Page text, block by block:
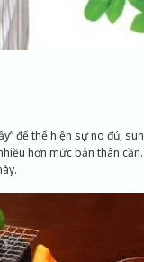
để thể hiện sự no đủ,
hơn mức bản thân